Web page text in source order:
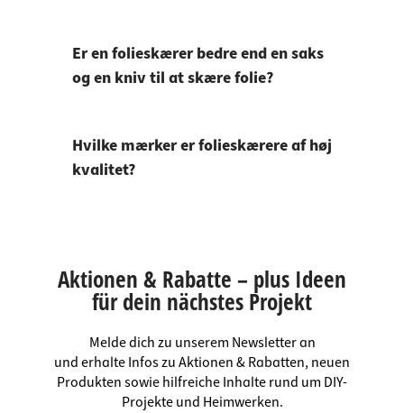
Er en folieskærer bedre end en saks
og en kniv til at skære folie?
Hvilke mærker er folieskærere af høj
kvalitet?
Aktionen & Rabatte – plus Ideen
für dein nächstes Projekt
Melde dich zu unserem Newsletter an
und erhalte Infos zu Aktionen & Rabatten, neuen
Produkten sowie hilfreiche Inhalte rund um DIY-
Projekte und Heimwerken.